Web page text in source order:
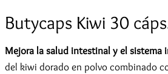
Butycaps Kiwi 30
Mejora la salud intestinal y el sistema
del kiwi dorado en polvo combinado